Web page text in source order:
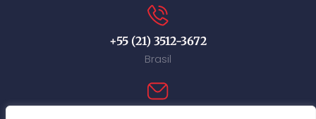
+55 (21) 3512-3672
Brasil